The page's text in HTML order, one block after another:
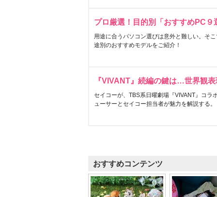
プロ厳選！目的別「おすすめPC９
用途に合うパソコン選びは意外と難しい。そ
途別のおすすめモデルをご紹介！
『VIVANT』続編の鍵は…世界観
セイコーが、TBS系日曜劇場『VIVANT』コラ
ューサーとセイコー担当者が魅力を解説する。
おすすめコンテンツ